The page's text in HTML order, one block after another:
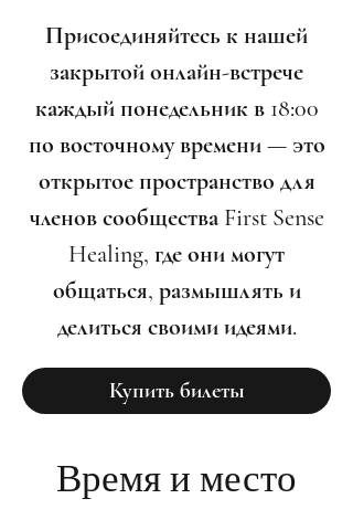
Присоединяйтесь к нашей
закрытой онлайн-встрече
каждый понедельник в 18:00
по восточному времени — это
открытое пространство для
членов сообщества First Sense
Healing, где они могут
общаться, размышлять и
делиться своими идеями.
Купить билеты
Время и место